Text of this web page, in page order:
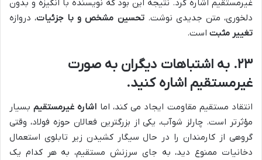
غیرمستقیم اشاره کرد. نتیجه این بود که نویسنده با انگیزه و بدون
دلخوری، متن جدیدی نوشت.تحسین مشخص و با جزئیات، دروازه
تغییر مثبت است.
۲۳. به اشتباهات دیگران به صورت
غیرمستقیم اشاره کنید.
انتقاد مستقیم مقاومت ایجاد می کند، اما اشاره غیرمستقیمبسیار
مؤثرتر است. چارلز شوآب، یکی از بزرگترین فعالان حوزه فولاد، وقتی
گروهی از کارمندان را در حال سیگار کشیدن زیر تابلوی استعمال
دخانیات ممنوع دید، به جای سرزنش مستقیم، به هر کدام یک